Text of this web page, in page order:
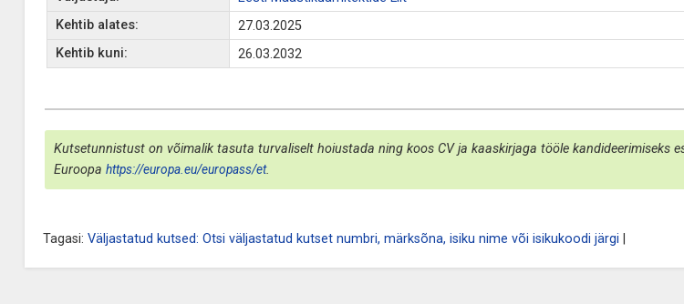
Kehtib alates:
27.03.2025
Kehtib kuni:
26.03.2032
Kutsetunnistust on võimalik tasuta turvaliselt hoiustada ning koos CV ja kaaskirjaga tööle
Euroopa https://europa.eu/europass/et.
Tagasi: Väljastatud kutsed: Otsi väljastatud kutset numbri, märksõna, isiku nime või isikukoodi järgi